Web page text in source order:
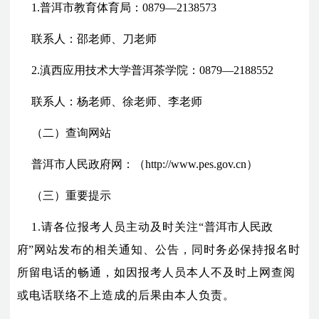
1.普洱市教育体育局 ：0879—2138573
联系人：邵老师、刀老师
2.滇西应用技术大学普洱茶学院：0879—2188552
联系人：杨老师、徐老师、李老师
（二）查询网站
普洱市人民政府网 ：（http://www.pes.gov.cn）
（三）重要提示
1.请各位报考人员主动及时关注“普洱市人民政
府”网站发布的相关通知、公告，同时务必保持报名时
所留电话的畅通，如因报考人员本人不及时上网查阅
或电话联络不上造成的后果由本人负责。